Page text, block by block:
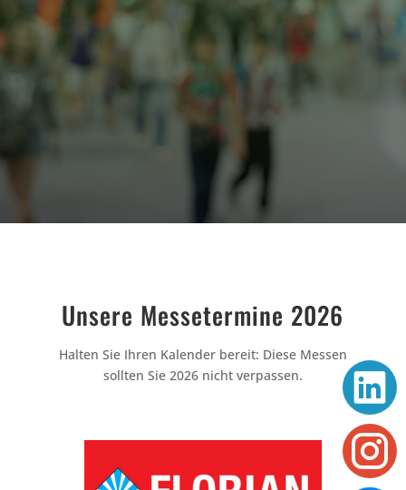
Unsere Messetermine 2026
Halten Sie Ihren Kalender bereit: Diese Messen
sollten Sie 2026 nicht verpassen.